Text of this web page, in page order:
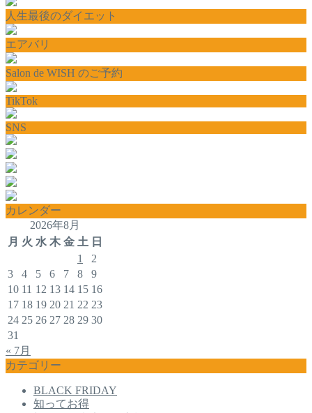
人生最後のダイエット
エアバリ
Salon de WISH のご予約
TikTok
SNS
カレンダー
2026年8月
月 火 水 木 金 土 日
1
2
3
4 5 6 7 8
9
10 11 12 13 14 15 16
17 18 19 20 21 22 23
24 25 26 27 28 29 30
31
« 7月
カテゴリー
BLACK FRIDAY
知ってお得